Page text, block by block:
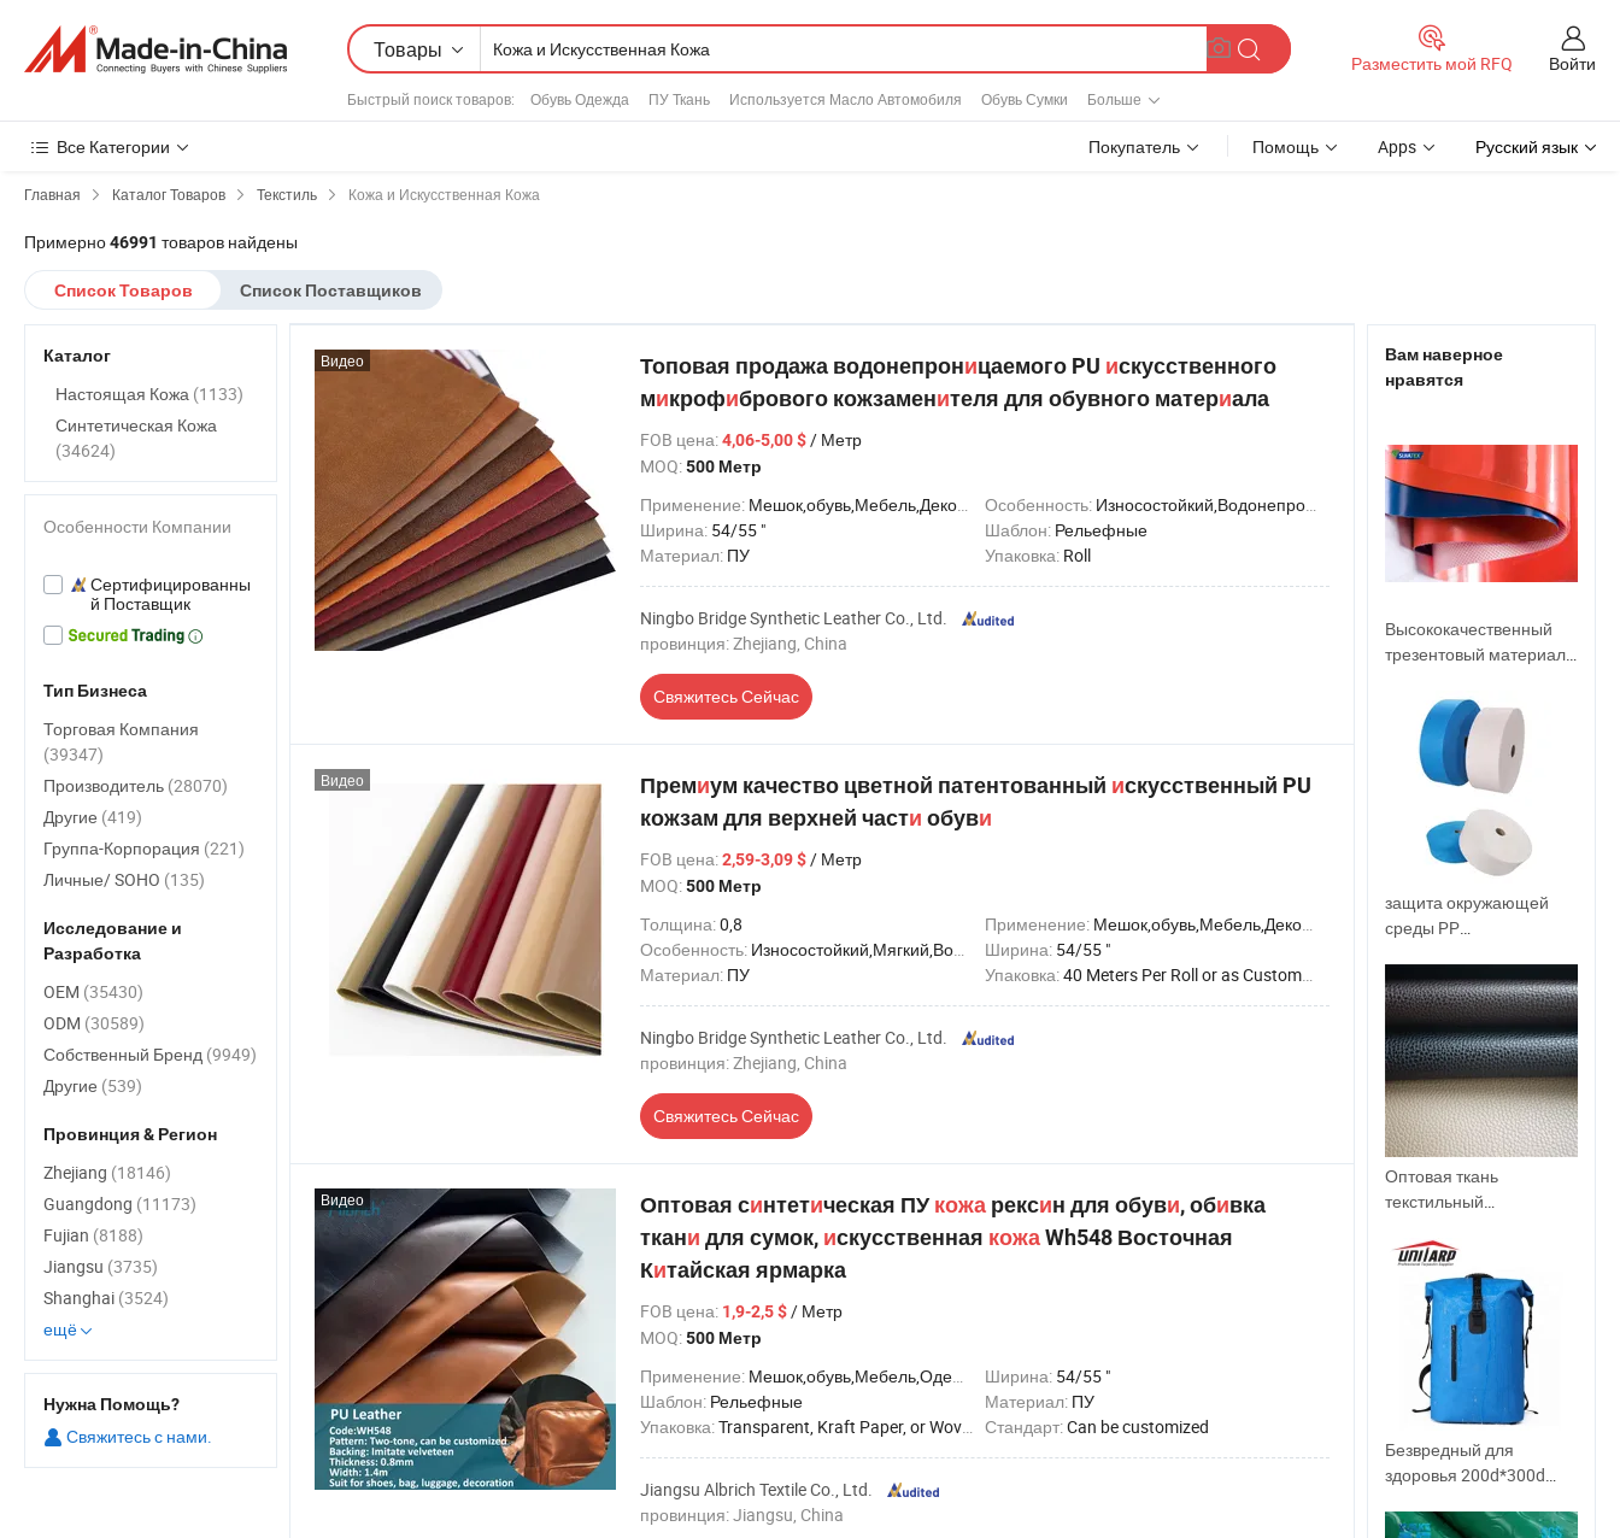
Товары
Быстрый поиск товаров: Обувь Одежда ПУ Ткань Используется Масло Автомобиля Обувь Сумки Больше
Разместить мой RFQ Войти
Все Категории Покупатель Помощь Apps Русский язык
Главная Каталог Товаров Текстиль Кожа и Искусственная Кожа
Примерно46991 товаров найдены
Список Товаров Список Поставщиков
Топовая продажа водонепроницаемого PU искусственного
микрофибрового кожзаменителя для обувного материала
FOB цена:4,06-5,00 $/ Метр
MOQ:500 Метр
Применение: Мешок,обувь,Мебель,Декоративный,Автомобильное сиденье,Домашний текстиль Особенность: Износостойкий,Водонепроницаемый,Эластичный,Анти-роса
Ширина: 54/55 " Шаблон: Рельефные
Материал: ПУ Упаковка: Roll
Ningbo Bridge Synthetic Leather Co., Ltd.
провинция: Zhejiang, China
Свяжитесь Сейчас
Видео
Премиум качество цветной патентованный искусственный PU
кожзам для верхней части обуви
FOB цена:2,59-3,09 $/ Метр
MOQ:500 Метр
Толщина:0,8 Применение: Мешок,обувь,Мебель,Декоративный,Автомобильное сиденье,Домашний текстиль,Блокнот,Подкладка
Особенность: Износостойкий,Мягкий,Водонепроницаемый Ширина: 54/55 "
Материал: ПУ Упаковка:40 Meters Per Roll or as Customer's Request
Ningbo Bridge Synthetic Leather Co., Ltd.
провинция: Zhejiang, China
Свяжитесь Сейчас
Видео
Оптовая синтетическая ПУкожа рексин для обуви, обивка
ткани для сумок, искусственная кожаWh548 Восточная
Китайская ярмарка
FOB цена: 1,9-2,5 $/ Метр
MOQ:500 Метр
Применение: Мешок,обувь,Мебель,Одежда,Декоративный,Автомобильное сиденье,Домашний текстиль,Перчатки,Блокнот,Футбол,Подкладка,Ремень,Гольф,Плащ Ширина: 54/55 "
Шаблон: Рельефные Материал: ПУ
Упаковка:Transparent, Kraft Paper, or Woven Bag Стандарт:Can be customized
Jiangsu Albrich Textile Co., Ltd.
провинция: Jiangsu, China
Видео
Вам наверное
нравятся
Высококачественный
трезентовый материал
полиуретана для воды,
воздуха, масляного
мешка и резервуара
защита окружающей
среды PP
Woven волокна ткани
для защиты
Оптовая ткань
текстильный
ПВХ рексин
искусственный
микрофибра
материалы для обуви
Безвредный для
здоровья 200d*300d
ламинированный тент
Каталог
Настоящая Кожа (1133)
Синтетическая Кожа
(34624)
Особенности Компании
Сертифицированны
й Поставщик
Тип Бизнеса
Торговая Компания
(39347)
Производитель (28070)
Другие (419)
Группа-Корпорация (221)
Личные/ SOHO (135)
Исследование и
Разработка
OEM (35430)
ODM (30589)
Собственный Бренд (9949)
Другие (539)
Провинция & Регион
Zhejiang (18146)
Guangdong (11173)
Fujian (8188)
Jiangsu (3735)
Shanghai (3524)
ещё
Нужна Помощь?
Свяжитесь с нами.